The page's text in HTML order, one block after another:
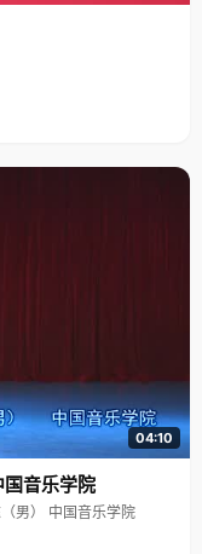
04:10
音乐学院
男） 中国音乐学院